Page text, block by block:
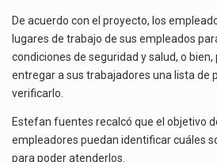
De acuerdo con el proyecto, los
lugares de trabajo de sus empleados
condiciones de seguridad y salud, o
entregar a sus trabajadores una lista de
verificarlo.
Estefan fuentes recalcó que el objetivo
empleadores puedan identificar cuáles
para poder atenderlos.